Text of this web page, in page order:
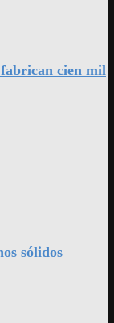
cien mil
sólidos